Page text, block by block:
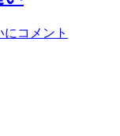
に コメント